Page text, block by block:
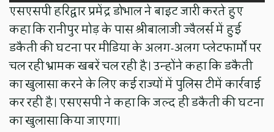
एसएसपी हरिद्वार प्रमेंद्र डोभाल ने बाइट जारी करते हुए
कहा कि रानीपुर मोड़ के पास श्रीबालाजी ज्वैलर्स में हुई
डकैती की घटना पर मीडिया के अलग-अलग प्लेटफार्मों पर
चल रही भ्रामक खबरें चल रही है। उन्होंने कहा कि डकैती
का खुलासा करने के लिए कई राज्यों में पुलिस टीमें कार्रवाई
कर रही है। एसएसपी ने कहा कि जल्द ही डकैती की घटना
का खुलासा किया जाएगा।